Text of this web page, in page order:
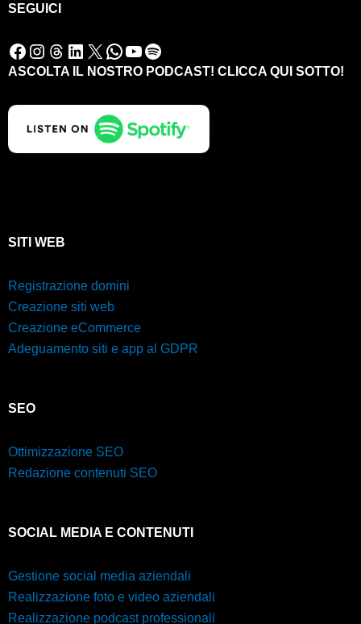
SEGUICI
Facebook Instagram Threads LinkedIn X WhatsApp YouTube Spotify
ASCOLTA IL NOSTRO PODCAST! CLICCA QUI SOTTO!
SITI WEB
Registrazione domini
Creazione siti web
Creazione eCommerce
Adeguamento siti e app al GDPR
SEO
Ottimizzazione SEO
Redazione contenuti SEO
SOCIAL MEDIA E CONTENUTI
Gestione social media aziendali
Realizzazione foto e video aziendali
Realizzazione podcast professionali